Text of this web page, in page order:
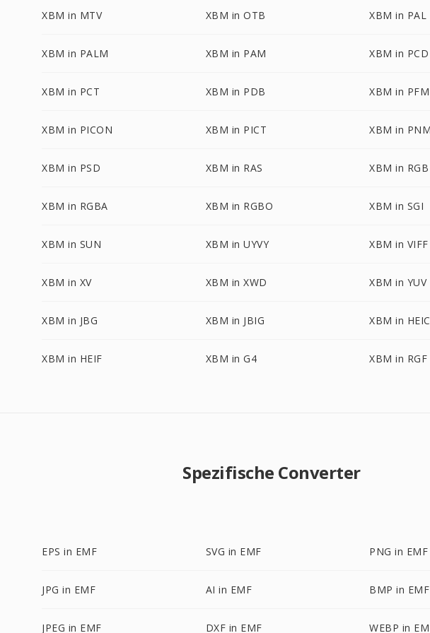
XBM in MTV XBM in OTB XBM in PAL
XBM in PALM XBM in PAM XBM in PCD
XBM in PCT XBM in PDB XBM in PFM
XBM in PICON XBM in PICT XBM in
XBM in PSD XBM in RAS XBM in RGB
XBM in RGBA XBM in RGBO XBM in SGI
XBM in SUN XBM in UYVY XBM in VIFF
XBM in XV XBM in XWD XBM in YUV
XBM in JBG XBM in JBIG XBM in HEIC
XBM in HEIF XBM in G4 XBM in RGF
Spezifische Converter
EPS in EMF SVG in EMF PNG in EMF
JPG in EMF AI in EMF BMP in EMF
JPEG in EMF DXF in EMF WEBP in